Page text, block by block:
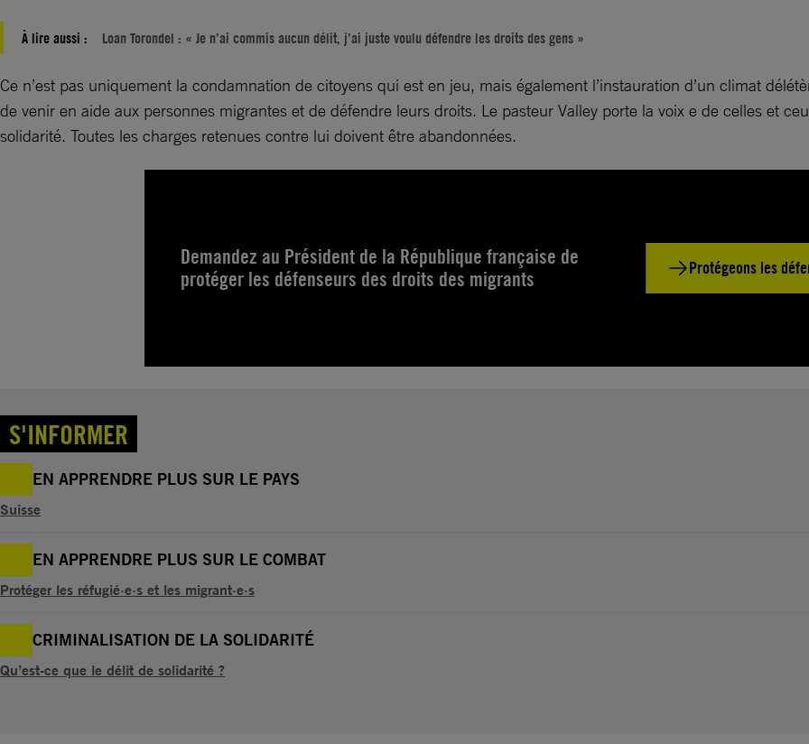
À lire aussi : Loan Torondel : « Je n’ai commis aucun délit, j’ai juste voulu défendre les droits des gens »
Ce n’est pas uniquement la condamnation de citoyens qui est en jeu, mais également l’instauration d’un climat
de venir en aide aux personnes migrantes et de défendre leurs droits. Le pasteur Valley porte la voix e de celles et
solidarité. Toutes les charges retenues contre lui doivent être abandonnées.
Demandez au Président de la République française de
protéger les défenseurs des droits des migrants
Protégeons les
S'INFORMER
EN APPRENDRE PLUS SUR LE PAYS
Suisse
EN APPRENDRE PLUS SUR LE COMBAT
Protéger les réfugié·e·s et les migrant·e·s
CRIMINALISATION DE LA SOLIDARITÉ
Qu’est-ce que le délit de solidarité ?